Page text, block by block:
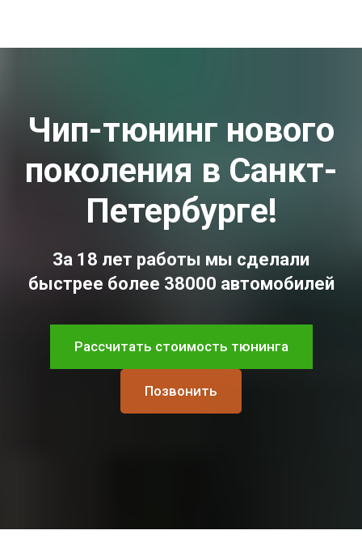
Чип-тюнинг нового
поколения в Санкт-
Петербурге!
За 18 лет работы мы сделали
быстрее более 38000 автомобилей
Рассчитать стоимость тюнинга
Позвонить